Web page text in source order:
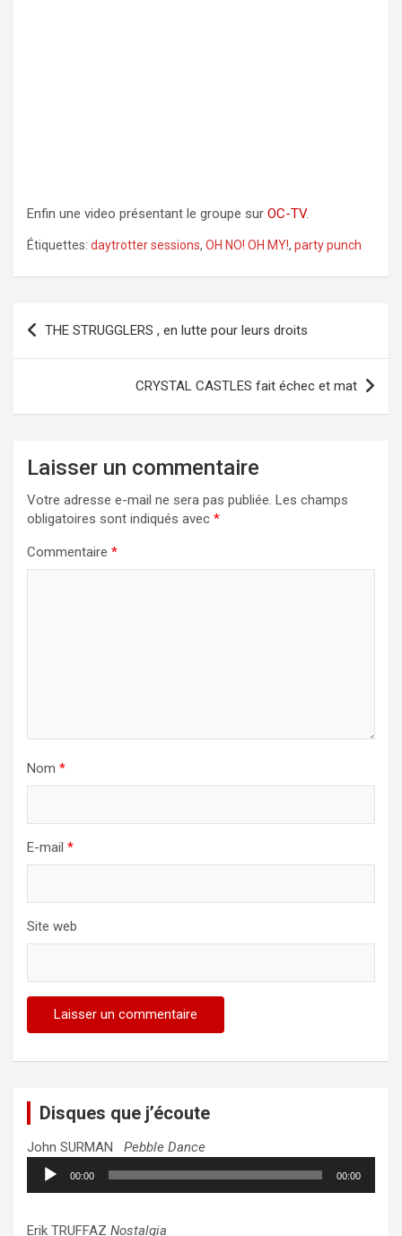
Enfin une video présentant le groupe sur OC-TV.
Étiquettes: daytrotter sessions, OH NO! OH MY!, party punch
Navigation
de
THE STRUGGLERS , en lutte pour leurs droits
CRYSTAL CASTLES fait échec et mat
Laisser un commentaire
Votre adresse e-mail ne sera pas publiée. Les champs
obligatoires sont indiqués avec *
Commentaire *
Nom *
E-mail *
Site web
Disques que j’écoute
John SURMAN Pebble Dance
Lecteur
audio
00:00 00:00
Erik TRUFFAZ Nostalgia